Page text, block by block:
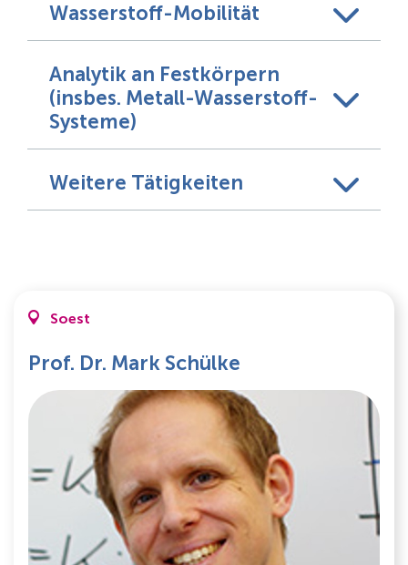
Wasserstoff-Mobilität
Analytik an Festkörpern
(insbes. Metall-Wasserstoff-
Systeme)
Weitere Tätigkeiten
Soest
Prof. Dr. Mark Schülke